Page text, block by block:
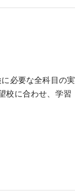
必要な全科目の実
校に合わせ、学習